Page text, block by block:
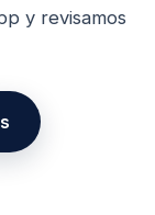
y revisamos